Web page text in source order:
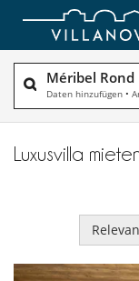
Méribel Rond
Daten hinzufügen •
Luxusvilla